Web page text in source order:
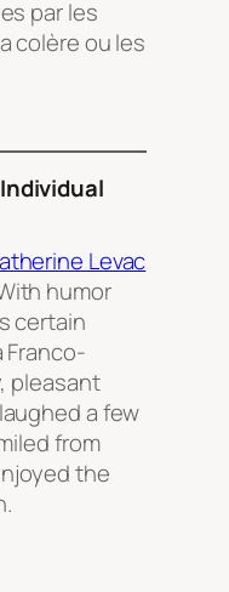
par les
colère ou les
Levac
humor
certain
Franco-
pleasant
a few
from
the